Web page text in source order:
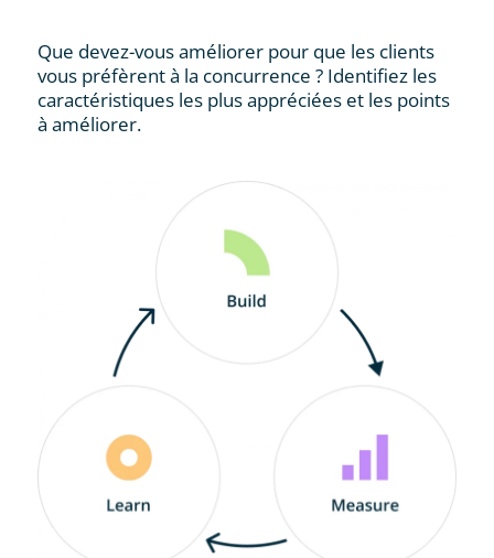
Que devez-vous améliorer pour que les clients
vous préfèrent à la concurrence ? Identifiez les
caractéristiques les plus appréciées et les points
à améliorer.